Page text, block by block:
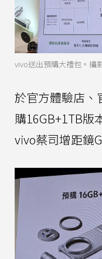
vivo送出預購大禮包。攝
於官方體驗店、
購16GB+1TB版
vivo蔡司增距鏡